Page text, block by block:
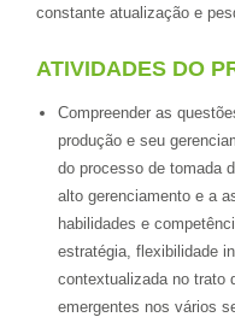
constante atualização e
ATIVIDADES DO
Compreender as
produção e seu
do processo de tomada
alto gerenciamento e a
habilidades e
estratégia, flexibilidade
contextualizada no trato
emergentes nos vários